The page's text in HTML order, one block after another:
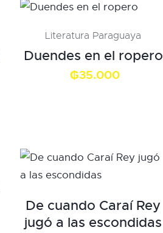
Literatura Paraguaya
Duendes en el ropero
₲35.000
De cuando Caraí Rey
jugó a las escondidas